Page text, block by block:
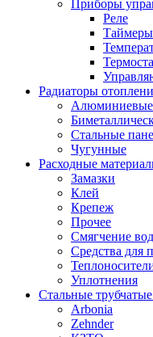
Приборы
Реле
Таймеры
Радиаторы
Алюминиевые
Стальные
Чугунные
Расходные
Замазки
Клей
Крепеж
Прочее
Смягчение
Средства для
Уплотнения
Стальные
Arbonia
Zehnder